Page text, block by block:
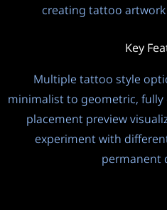
Lower = more focused/
Désactivé
creating tattoo
Key
Multiple tattoo style
minimalist to geometric,
placement preview
experiment with
permanent